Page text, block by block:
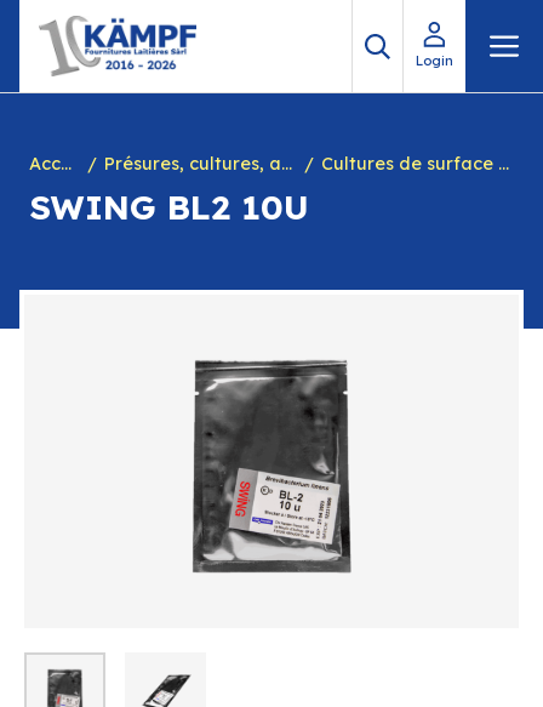
contenu
Login
Accueil Présures, cultures, arôme à yogourt, marques, chiffres en caséine et divers Cultures de surface fromages
SWING BL2 10U